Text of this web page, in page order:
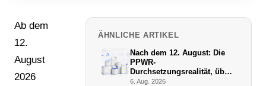
Ab dem
12.
August
2026
ÄHNLICHE ARTIKEL
Nach dem 12. August: Die
PPWR-
Durchsetzungsrealität, über
die niemand schreibt
6. Aug. 2026